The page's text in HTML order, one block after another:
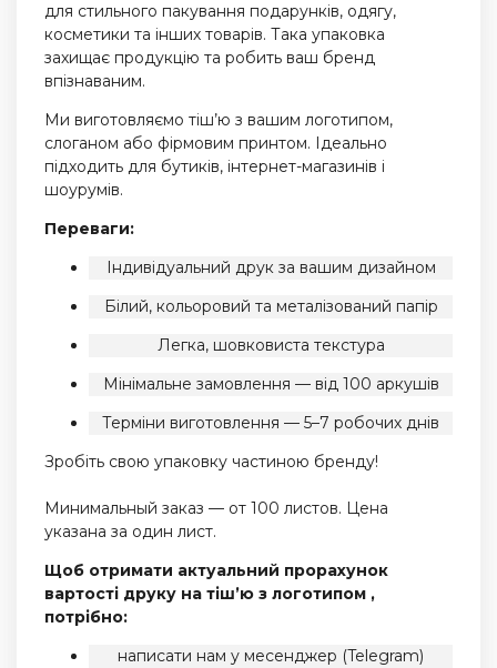
для стильного пакування подарунків, одягу,
косметики та інших товарів. Така упаковка
захищає продукцію та робить ваш бренд
впізнаваним.
Ми виготовляємо тіш’ю з вашим логотипом,
слоганом або фірмовим принтом. Ідеально
підходить для бутиків, інтернет-магазинів і
шоурумів.
Переваги:
Індивідуальний друк за вашим дизайном
Білий, кольоровий та металізований папір
Легка, шовковиста текстура
Мінімальне замовлення — від 100 аркушів
Терміни виготовлення — 5–7 робочих днів
Зробіть свою упаковку частиною бренду!
Минимальный заказ — от 100 листов. Цена
указана за один лист.
Щоб отримати актуальний прорахунок
вартості друку на тіш’ю з логотипом ,
потрібно:
написати нам у месенджер (Telegram)